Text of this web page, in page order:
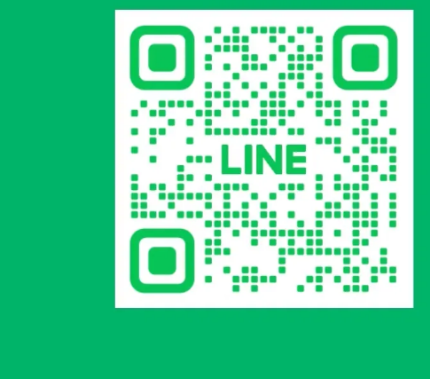
◎獨家研發◎植萃潔顏
金銀花淨透洗面乳 100ml/瓶
◎草本萃取 ◎調理肌膚
金銀花保濕噴霧化妝水 60ml/瓶
NT$220
聯絡資訊
客服專線：0800-385-858
客服傳真：089-571667